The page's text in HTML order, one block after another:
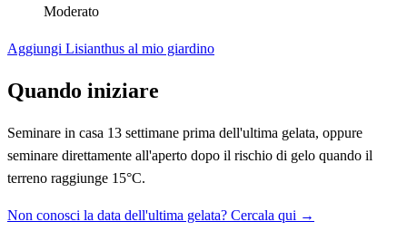
Moderato
Aggiungi Lisianthus al mio giardino
Quando iniziare
Seminare in casa 13 settimane prima dell'ultima gelata, oppure
seminare direttamente all'aperto dopo il rischio di gelo quando il
terreno raggiunge 15°C.
Non conosci la data dell'ultima gelata? Cercala qui →